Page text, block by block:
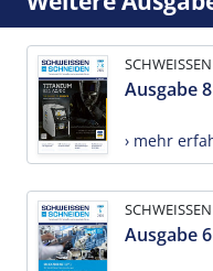
Ausgabe
› mehr
Ausgabe